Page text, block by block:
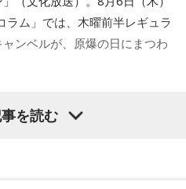
なった人たちのその慰霊とい
っと戦時中続いていたわけで
現地で毎日体験しましたけれ
黙祷をすることがずっと4年間
ム」では、木曜前半レギュラ
ンベルが、原爆の日にまつわ
高市総理が就任後、初めての
を読む